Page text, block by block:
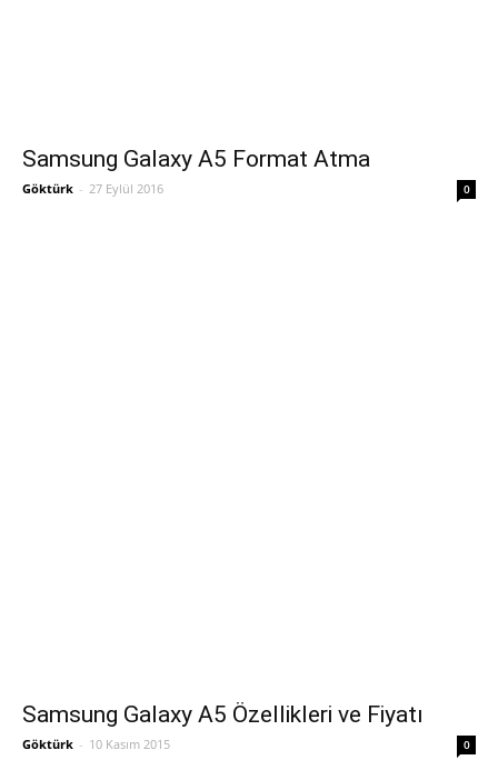
Samsung Galaxy A5 Format Atma
Göktürk - 27 Eylül 2016 0
Samsung Galaxy A5 Özellikleri ve Fiyatı
Göktürk - 10 Kasım 2015 0